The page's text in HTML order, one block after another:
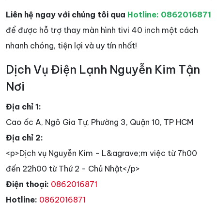
Liên hệ ngay với chúng tôi qua Hotline: 0862016871
để được hỗ trợ thay màn hình tivi 40 inch một cách
nhanh chóng, tiện lợi và uy tín nhất!
Dịch Vụ Điện Lạnh Nguyễn Kim Tận
Nơi
Địa chỉ 1:
Cao ốc A, Ngô Gia Tự, Phường 3, Quận 10, TP HCM
Địa chỉ 2:
<p>Dịch vụ Nguyễn Kim - L&agrave;m việc từ 7h00
đến 22h00 từ Thứ 2 - Chủ Nhật</p>
Điện thoại: 0862016871
Hotline: 0862016871